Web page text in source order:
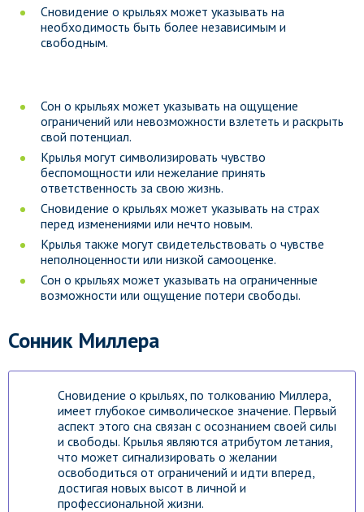
Сновидение о крыльях может указывать на
необходимость быть более независимым и
свободным.
Сон о крыльях может указывать на ощущение
ограничений или невозможности взлететь и раскрыть
свой потенциал.
Крылья могут символизировать чувство
беспомощности или нежелание принять
ответственность за свою жизнь.
Сновидение о крыльях может указывать на страх
перед изменениями или нечто новым.
Крылья также могут свидетельствовать о чувстве
неполноценности или низкой самооценке.
Сон о крыльях может указывать на ограниченные
возможности или ощущение потери свободы.
Сонник Миллера
Сновидение о крыльях, по толкованию Миллера,
имеет глубокое символическое значение. Первый
аспект этого сна связан с осознанием своей силы
и свободы. Крылья являются атрибутом летания,
что может сигнализировать о желании
освободиться от ограничений и идти вперед,
достигая новых высот в личной и
профессиональной жизни.